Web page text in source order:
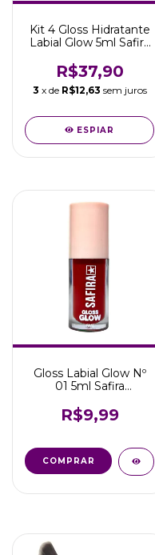
Kit 4 Gloss Hidratante
Labial Glow 5ml Safira
R$37,90
3 x de R$12,63 sem juros
ESPIAR
Gloss Labial Glow Nº
01 5ml Safira
R$9,99
COMPRAR